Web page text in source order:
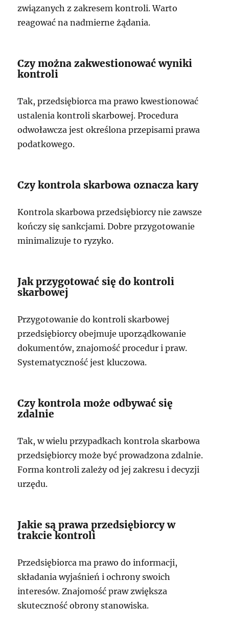
związanych z zakresem kontroli. Warto
reagować na nadmierne żądania.
Czy można zakwestionować wyniki
kontroli
Tak, przedsiębiorca ma prawo kwestionować
ustalenia kontroli skarbowej. Procedura
odwoławcza jest określona przepisami prawa
podatkowego.
Czy kontrola skarbowa oznacza kary
Kontrola skarbowa przedsiębiorcy nie zawsze
kończy się sankcjami. Dobre przygotowanie
minimalizuje to ryzyko.
Jak przygotować się do kontroli
skarbowej
Przygotowanie do kontroli skarbowej
przedsiębiorcy obejmuje uporządkowanie
dokumentów, znajomość procedur i praw.
Systematyczność jest kluczowa.
Czy kontrola może odbywać się
zdalnie
Tak, w wielu przypadkach kontrola skarbowa
przedsiębiorcy może być prowadzona zdalnie.
Forma kontroli zależy od jej zakresu i decyzji
urzędu.
Jakie są prawa przedsiębiorcy w
trakcie kontroli
Przedsiębiorca ma prawo do informacji,
składania wyjaśnień i ochrony swoich
interesów. Znajomość praw zwiększa
skuteczność obrony stanowiska.